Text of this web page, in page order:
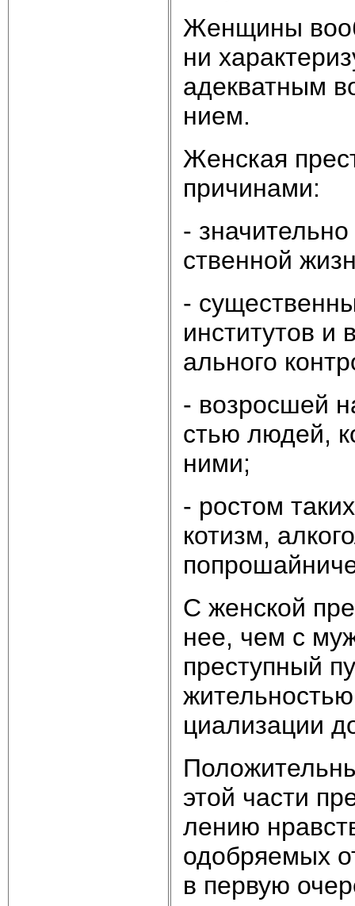
Жен­щи­ны
ни
аде­к­ват­ным
ни­ем.
Жен­ская
при­чи­на­ми:
-
ст­вен­ной
-
ин­сти­ту­тов и
аль­но­го
- воз­рос­шей
стью лю­дей,
ни­ми;
- рос­том
ко­тизм,
С жен­ской
нее, чем с
пре­ступ­ный
циа­ли­за­ции
этой час­ти
ле­нию
одоб­ряе­мых
в пер­вую